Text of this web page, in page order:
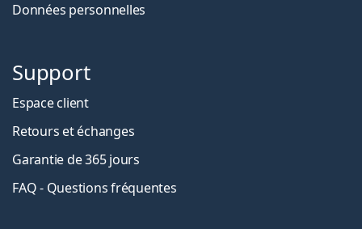
Données personnelles
Support
Espace client
Retours et échanges
Garantie de 365 jours
FAQ - Questions fréquentes